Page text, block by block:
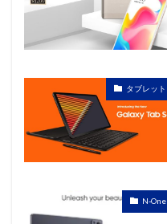
タブレット
N-One